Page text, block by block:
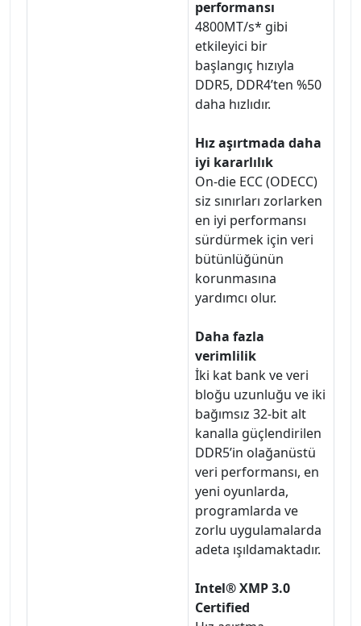
performansı
4800MT/s* gibi
etkileyici bir
başlangıç hızıyla
DDR5, DDR4’ten %50
daha hızlıdır.
Hız aşırtmada daha
iyi kararlılık
On-die ECC (ODECC)
siz sınırları zorlarken
en iyi performansı
sürdürmek için veri
bütünlüğünün
korunmasına
yardımcı olur.
Daha fazla
verimlilik
İki kat bank ve veri
bloğu uzunluğu ve iki
bağımsız 32-bit alt
kanalla güçlendirilen
DDR5’in olağanüstü
veri performansı, en
yeni oyunlarda,
programlarda ve
zorlu uygulamalarda
adeta ışıldamaktadır.
Intel® XMP 3.0
Certified